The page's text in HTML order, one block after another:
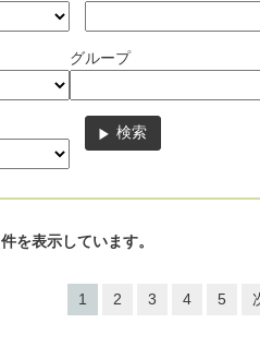
グループ
件を表示しています。
1 2 3 4 5